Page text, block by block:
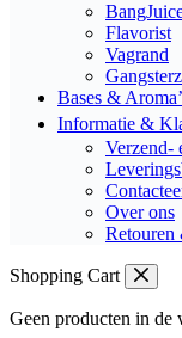
Flavorist
Vagrand
Gangsterz
Bases &
Informatie &
Verzend-
Over ons
Retouren
Shopping Cart
Geen producten in de